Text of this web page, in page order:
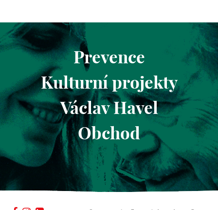
Prevence
Kulturní projekty
Václav Havel
Obchod